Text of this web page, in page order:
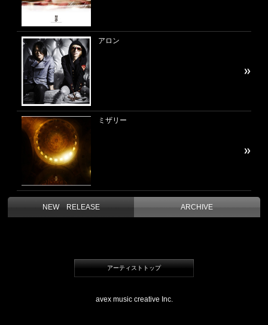
アロン
ミザリー
NEW RELEASE ARCHIVE
アーティストトップ
avex music creative Inc.